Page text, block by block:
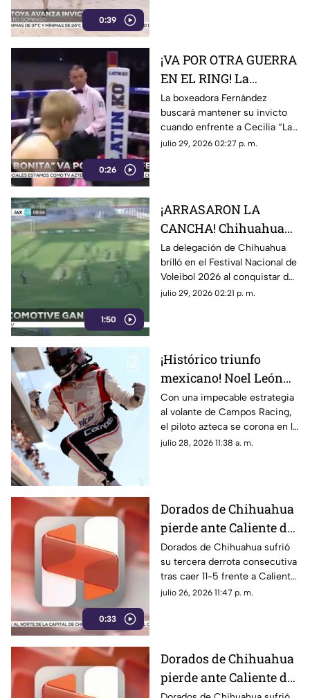
0:39
0:26
¡VA POR OTRA GUERRA
EN EL RING! La
campeona invicta
promete hacer temblar
a "La Bomba" en una
pelea de alto voltaje
La boxeadora Fernández
buscará mantener su invicto
cuando enfrente a Cecilia “La
Bomba” Rodríguez en un
julio 29, 2026 02:27 p. m.
1:50
¡ARRASARON LA
CANCHA! Chihuahua
aplasta a sus rivales y
conquista el voleibol
nacional con una
lluvia de medallas
La delegación de Chihuahua
brilló en el Festival Nacional de
Voleibol 2026 al conquistar dos
campeonatos nacionales y un
julio 29, 2026 02:21 p. m.
¡Histórico triunfo
mexicano! Noel León
conquista el GP de
Hungría en la Fórmula
2
Con una impecable estrategia
al volante de Campos Racing,
el piloto azteca se corona en la
carrera principal y escala a la
julio 28, 2026 11:38 a. m.
0:33
Dorados de Chihuahua
pierde ante Caliente de
Durango y buscará
evitar la barrida
Dorados de Chihuahua sufrió
su tercera derrota consecutiva
tras caer 11-5 frente a Caliente
de Durango, que aseguró la
julio 26, 2026 11:47 p. m.
Dorados de Chihuahua
pierde ante Caliente de